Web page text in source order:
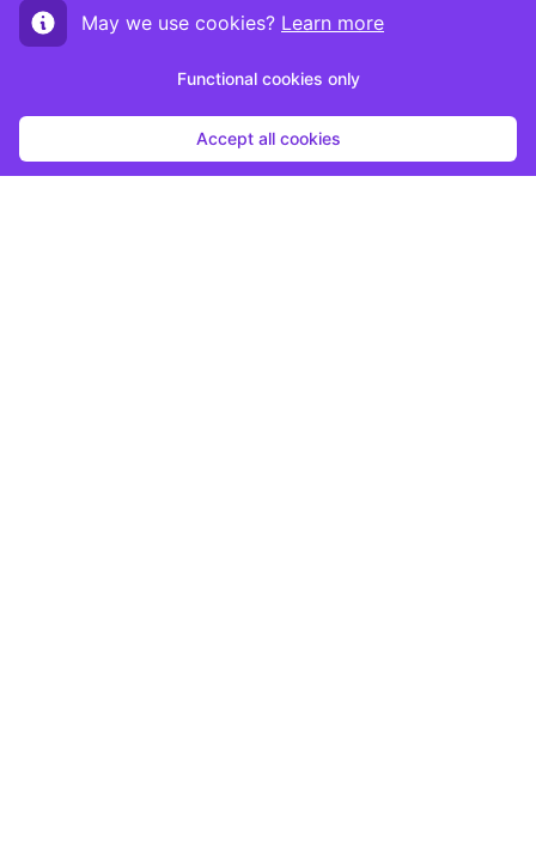
May we use cookies? Learn more
Functional cookies only
Accept all cookies